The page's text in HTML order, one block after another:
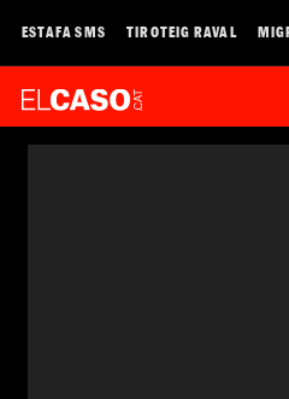
ESTAFA SMS TIROTEIG RAVAL